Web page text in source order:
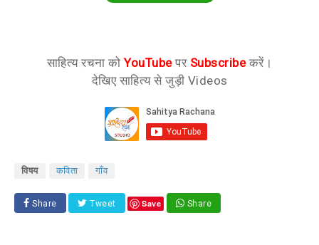
साहित्य रचना कोYouTubeपर Subscribeकरें।
देखिए साहित्य से जुड़ी Videos
विषय कविता गाँव
Share Tweet Save Share